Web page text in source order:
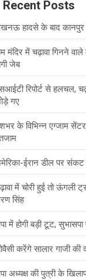
Recent Posts
हादसे के बाद
मंदिर में चढ़ावा गिनने
जेब
रिपोर्ट से हलचल,
गए
के विभिन्न एग्जाम
ईरान डील पर संकट
में चोरी हुई तो
सिंह
में होगी बड़ी टूट,
करेंगे सालार गाजी की
अध्यक्ष की पुत्री के